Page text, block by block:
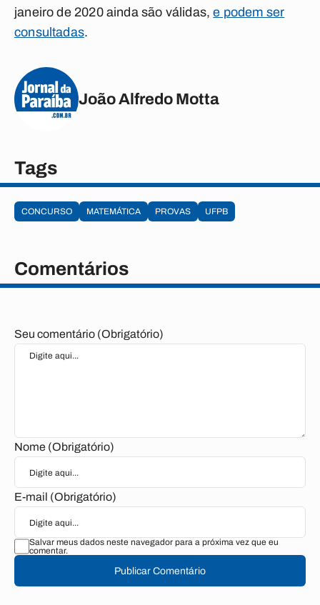
janeiro de 2020 ainda são válidas,e podem ser
consultadas.
João Alfredo Motta
Tags
CONCURSO MATEMÁTICA PROVAS UFPB
Comentários
Seu comentário (Obrigatório)
Nome (Obrigatório)
E-mail (Obrigatório)
Salvar meus dados neste navegador para a próxima vez que eu
comentar.
Publicar Comentário